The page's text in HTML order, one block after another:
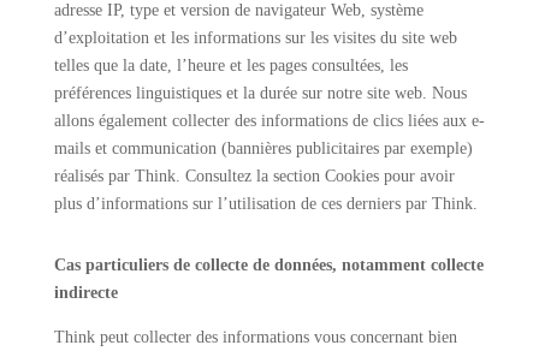
adresse IP, type et version de navigateur Web, système
d’exploitation et les informations sur les visites du site web
telles que la date, l’heure et les pages consultées, les
préférences linguistiques et la durée sur notre site web. Nous
allons également collecter des informations de clics liées aux e-
mails et communication (bannières publicitaires par exemple)
réalisés par Think. Consultez la section Cookies pour avoir
plus d’informations sur l’utilisation de ces derniers par Think.
Cas particuliers de collecte de données, notamment collecte
indirecte
Think peut collecter des informations vous concernant bien